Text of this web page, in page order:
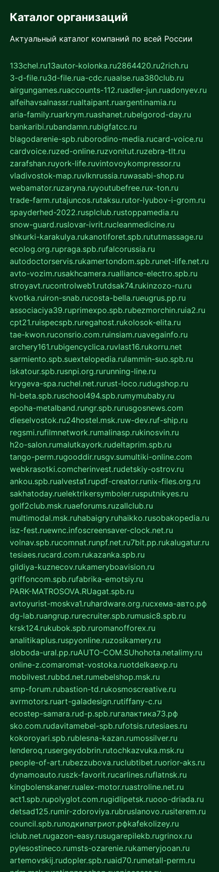
Каталог организаций
Актуальный каталог компаний по всей России
133chel.ru13autor-kolonka.ru2864420.ru2rich.ru
3-d-file.ru3d-file.rua-cdc.ruaalse.rua380club.ru
airgungames.ruaccounts-112.ruadler-jun.ruadonyev.ru
alfeihavsalnassr.rualtaipant.ruargentinamia.ru
aria-family.ruarkrym.ruashanet.rubelgorod-day.ru
bankaribi.rubandamn.rubigfatcc.ru
blagodarenie-spb.ruborodino-media.rucard-voice.ru
cardvoice.ruzed-online.ruzvonitut.ruzebra-tlt.ru
zarafshan.ruyork-life.ruvintovoykompressor.ru
vladivostok-map.ruvlknrussia.ruwasabi-shop.ru
webamator.ruzaryna.ruyoutubefree.rux-ton.ru
trade-farm.rutajuncos.rutaksu.rutor-lyubov-i-grom.ru
spayderhed-2022.rusplclub.rustoppamedia.ru
snow-guard.ruslovar-ivrit.rucleanmedicine.ru
shkurki-karakulya.rukanotiforet.spb.rututmassage.ru
ecolog.org.rupraga.spb.rufalcorussia.ru
autodoctorservis.rukamertondom.spb.runet-life.net.ru
avto-vozim.rusakhcamera.rualliance-electro.spb.ru
stroyavt.rucontrolweb1.rutdsak74.rukinzozo-ru.ru
kvotka.ruiron-snab.rucosta-bella.rueugrus.pp.ru
associaciya39.ruprimexpo.spb.rubezmorchin.ruia2.ru
cpt21.ruispecspb.ruregahost.rukolosok-elita.ru
tae-kwon.ruconsrio.com.ruinsiam.ruavegainfo.ru
archery161.rubigencyclica.ruvlast16.rukorru.net
sarmiento.spb.suextelopedia.rulammin-suo.spb.ru
iskatour.spb.rusnpi.org.rurunning-line.ru
krygeva-spa.ruchel.net.rurust-loco.rudugshop.ru
hl-beta.spb.ruschool494.spb.rumymubaby.ru
epoha-metalband.rungr.spb.rurusgosnews.com
dieselvostok.ru24hostel.msk.ruw-dev.ruf-ship.ru
regsmi.rufilmnetwork.rumalinasp.rukinosvin.ru
h2o-salon.rumalutkayork.rudeltaprim.spb.ru
tango-perm.rugooddir.rusgv.sumultiki-online.com
webkrasotki.comcherinvest.rudetskiy-ostrov.ru
ankou.spb.rualvesta1.rupdf-creator.runix-files.org.ru
sakhatoday.ruelektrikersymboler.rusputnikyes.ru
golf2club.msk.ruaeforums.ruzallclub.ru
multimodal.msk.ruhabaigry.ruhaikko.rusobakopedia.ru
isz-fest.ruewnc.infoscreensaver-clock.net.ru
volnav.spb.rucomnat.runpf.net.ru7bit.pp.rukalugatur.ru
tesiaes.rucard.com.rukazanka.spb.ru
gildiya-kuznecov.rukameryboavision.ru
griffoncom.spb.rufabrika-emotsiy.ru
PARK-MATROSOVA.RUagat.spb.ru
avtoyurist-moskva1.ruhardware.org.ruсхема-авто.рф
dg-lab.ruangrup.rurecruiter.spb.rumusic8.spb.ru
krsk124.rukubok.spb.ruromanofforex.ru
analitikaplus.ruspyonline.ruzosikamery.ru
sloboda-ural.pp.ruAUTO-COM.SUhohota.netalimy.ru
online-z.comaromat-vostoka.ruotdelkaexp.ru
mobilvest.rubbd.net.rumebelshop.msk.ru
smp-forum.rubastion-td.rukosmoscreative.ru
avrmotors.ruart-galadesign.rutiffany-c.ru
ecostep-samara.rud-p.spb.ruгалактика73.рф
sko.com.rudavitamebel-spb.rufotsis.rutesiaes.ru
kokoroyari.spb.rublesna-kazan.rumossilver.ru
lenderoq.rusergeydobrin.rutochkazvuka.msk.ru
people-of-art.rubezzubova.ruclubtibet.ruorior-aks.ru
dynamoauto.ruszk-favorit.rucarlines.ruflatnsk.ru
kingbolenskaner.rualex-motor.ruastroline.net.ru
act1.spb.rupolyglot.com.rugidlipetsk.ruooo-driada.ru
detsad125.rumir-zdoroviya.rubruslanovo.rusiterem.ru
council.spb.ruлодкипатриот.рфkafekolizey.ru
iclub.net.rugazon-easy.rusugarepilekb.rugrinox.ru
pylesostineco.rumsts-ozarenie.rukameryjooan.ru
artemovskij.rudopler.spb.ruaid70.rumetall-perm.ru